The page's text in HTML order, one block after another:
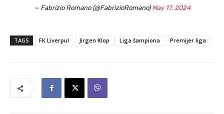
— Fabrizio Romano (@FabrizioRomano)May 17, 2024
TAGS FK Liverpul Jirgen Klop Liga šampiona Premijer liga